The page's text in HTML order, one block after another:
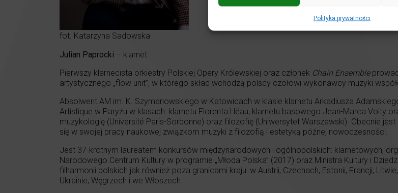
Polityka prywatności
fot. Katarzyna Sadowska
Julian Paprocki – klarnet
Pierwszy klarnecista orkiestry Polskiej Opery Królewskiej oraz członek Chain Ensemble
artystycznego „flow unit”, w którego skład wchodzą polscy czołowi wykonawcy muzyki
Absolwent AM im. K. Szymanowskiego w Katowicach w klasie klarnetu Arkadiusza
Artistique w Paryżu w klasach: klarnetu Florenta Héau, klarnetu basowego Jean-Marca Volty
muzykologię (Université Paris-Sorbonne) oraz filozofię (Uniwersytet Warszawski). Obecnie
się w swojej pracy naukowej związkom muzyki z filozofią i estetyką późnej nowoczesności.
Jest 37-krotnym laureatem konkursów międzynarodowych i ogólnopolskich: klarnetowych,
Narodowego Centrum Kultury w programie „Młoda Polska” (2017) oraz Ministra Kultury i
filharmonii polskich jak również poza granicami kraju: w Austrii, Czechach, Estonii, Francji,
Ukrainie, Węgrzech i we Włoszech.